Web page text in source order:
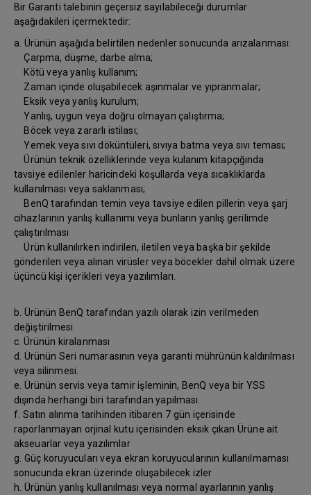
Bir Garanti talebinin geçersiz sayılabileceği durumlar
aşağıdakileri içermektedir:
a. Ürünün aşağıda belirtilen nedenler sonucunda arızalanması:
Çarpma, düşme, darbe alma;
Kötü veya yanlış kullanım;
Zaman içinde oluşabilecek aşınmalar ve yıpranmalar;
Eksik veya yanlış kurulum;
Yanlış, uygun veya doğru olmayan çalıştırma;
Böcek veya zararlı istilası;
Yemek veya sıvı döküntüleri, sıvıya batma veya sıvı teması;
Ürünün teknik özelliklerinde veya kulanım kitapçığında
tavsiye edilenler haricindeki koşullarda veya sıcaklıklarda
kullanılması veya saklanması;
BenQ tarafından temin veya tavsiye edilen pillerin veya şarj
cihazlarının yanlış kullanımı veya bunların yanlış gerilimde
çalıştırılması
Ürün kullanılırken indirilen, iletilen veya başka bir şekilde
gönderilen veya alınan virüsler veya böcekler dahil olmak üzere
üçüncü kişi içerikleri veya yazılımları.
b. Ürünün BenQ tarafından yazılı olarak izin verilmeden
değiştirilmesi.
c. Ürünün kiralanması
d. Ürünün Seri numarasının veya garanti mührünün kaldırılması
veya silinmesi.
e. Ürünün servis veya tamir işleminin, BenQ veya bir YSS
dışında herhangi biri tarafından yapılması.
f. Satın alınma tarihinden itibaren 7 gün içerisinde
raporlanmayan orjinal kutu içerisinden eksik çıkan Ürüne ait
akseuarlar veya yazılımlar
g. Güç koruyucuları veya ekran koruyucularının kullanılmaması
sonucunda ekran üzerinde oluşabilecek izler
h. Ürünün yanlış kullanılması veya normal ayarlarının yanlış